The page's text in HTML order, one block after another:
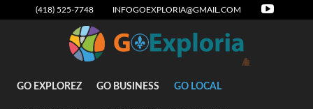
(418) 525-7748 INFOGOEXPLORIA@GMAIL.COM
Attraits
GO EXPLOREZ GO BUSINESS GO LOCAL